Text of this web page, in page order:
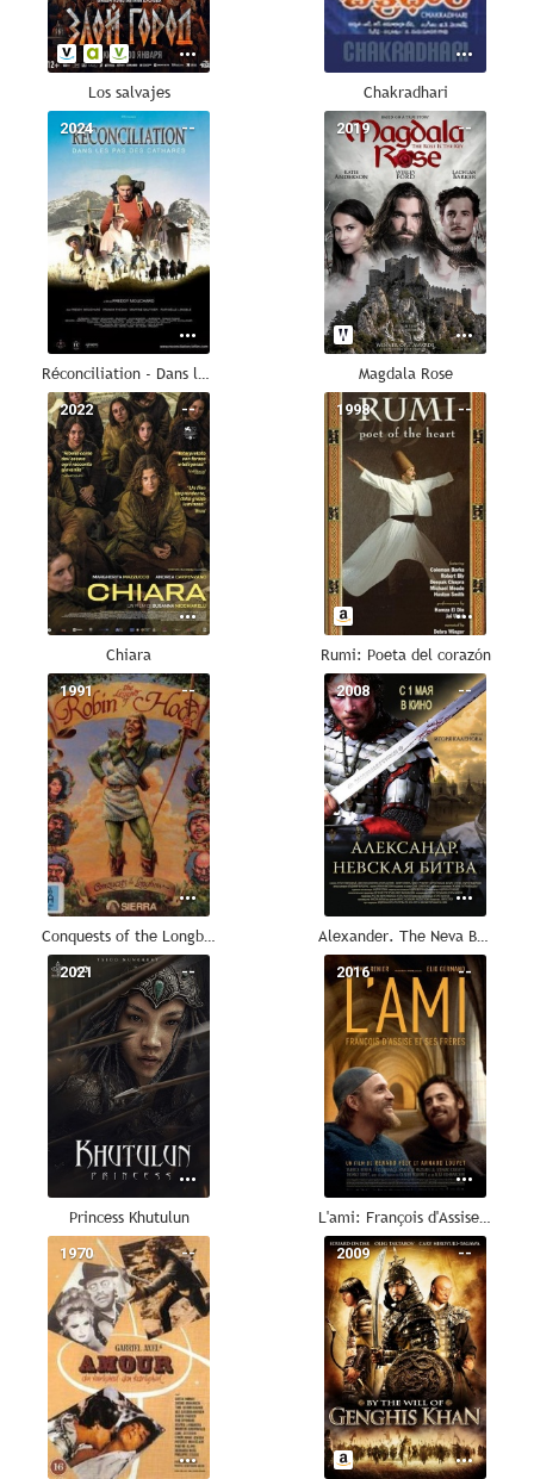
Los salvajes Chakradhari
--
2024
Réconciliation - Dans les pas des Cathares
--
2019
Magdala Rose
--
2022
Chiara
--
1998
Rumi: Poeta del corazón
--
1991
Conquests of the Longbow: The Legend of Robin Hood
--
2008
Alexander. The Neva Battle
--
2021
Princess Khutulun
--
2016
L'ami: François d'Assise et ses frères
--
1970 --
2009